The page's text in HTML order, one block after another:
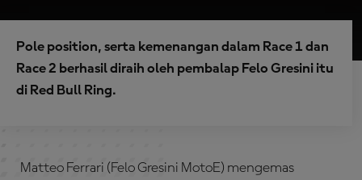
Pole position, serta kemenangan dalam Race 1 dan
Race 2 berhasil diraih oleh pembalap Felo Gresini itu
di Red Bull Ring.
Matteo Ferrari (Felo Gresini MotoE) mengemas